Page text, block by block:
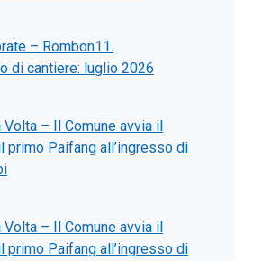
– Rombon11.
di cantiere: luglio 2026
– Il Comune avvia il
primo Paifang all’ingresso di
– Il Comune avvia il
primo Paifang all’ingresso di